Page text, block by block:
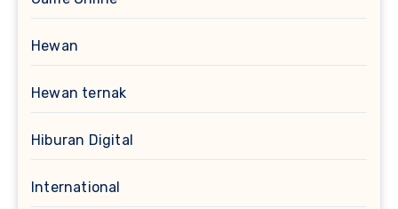
Hewan
Hewan ternak
Hiburan Digital
International